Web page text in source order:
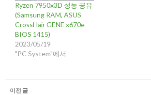
Ryzen 7950x3D 성능 공유
(Samsung RAM, ASUS
CrossHair GENE x670e
BIOS 1415)
2023/05/19
"PC System"에서
글
이전 글